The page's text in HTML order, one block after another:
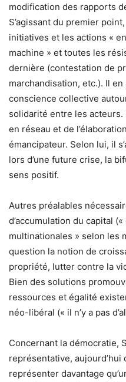
modification des rapports
S’agissant du premier
initiatives et les actions «
machine » et toutes les
dernière (contestation de
marchandisation, etc.). Il
conscience collective
solidarité entre les acteurs.
en réseau et de
émancipateur. Selon lui, il
lors d’une future crise, la
sens positif.
Autres préalables
d’accumulation du capital
multinationales » selon les
question la notion de
propriété, lutter contre la
Bien des solutions
ressources et égalité
néo-libéral (« il n’y a pas
Concernant la démocratie,
représentative,
représenter davantage